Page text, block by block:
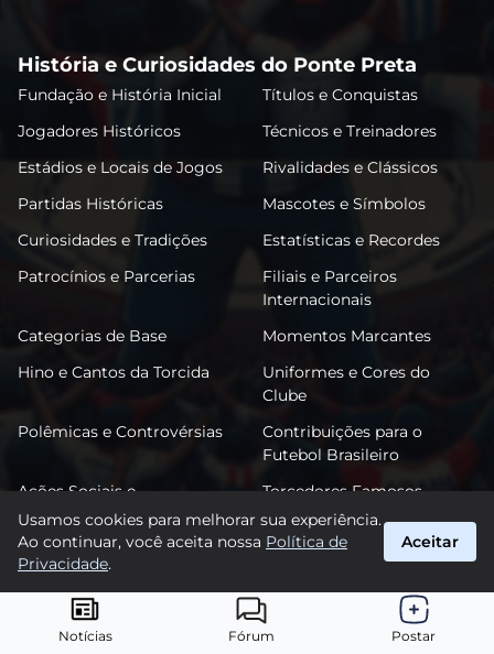
Notícias Fórum Postar
História e Curiosidades do Ponte Preta
Fundação e História Inicial
Títulos e Conquistas
Jogadores Históricos
Técnicos e Treinadores
Estádios e Locais de Jogos
Rivalidades e Clássicos
Partidas Históricas
Mascotes e Símbolos
Curiosidades e Tradições
Estatísticas e Recordes
Patrocínios e Parcerias
Filiais e Parceiros
Internacionais
Categorias de Base
Momentos Marcantes
Hino e Cantos da Torcida
Uniformes e Cores do
Clube
Polêmicas e Controvérsias
Contribuições para o
Futebol Brasileiro
Ações Sociais e
Comunitárias
Torcedores Famosos
FutPonte
suporte@futponte.com.br
Usamos cookies para melhorar sua experiência.
Ao continuar, você aceita nossa Política de
Privacidade.
Aceitar